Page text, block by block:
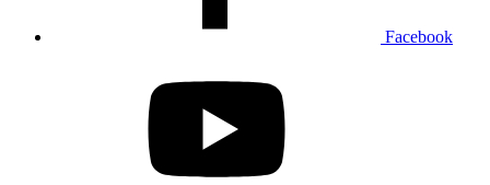
Facebook